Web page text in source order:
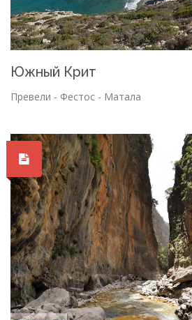
Южный Крит
Превели - Фестос - Матала